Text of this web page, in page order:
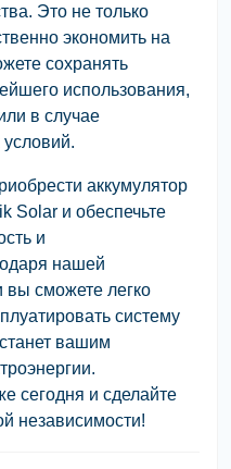
Это не только
экономить на
сохранять
использования,
в случае
аккумулятор
Solar и обеспечьте
и
нашей
сможете легко
систему
вашим
сегодня и сделайте
независимости!